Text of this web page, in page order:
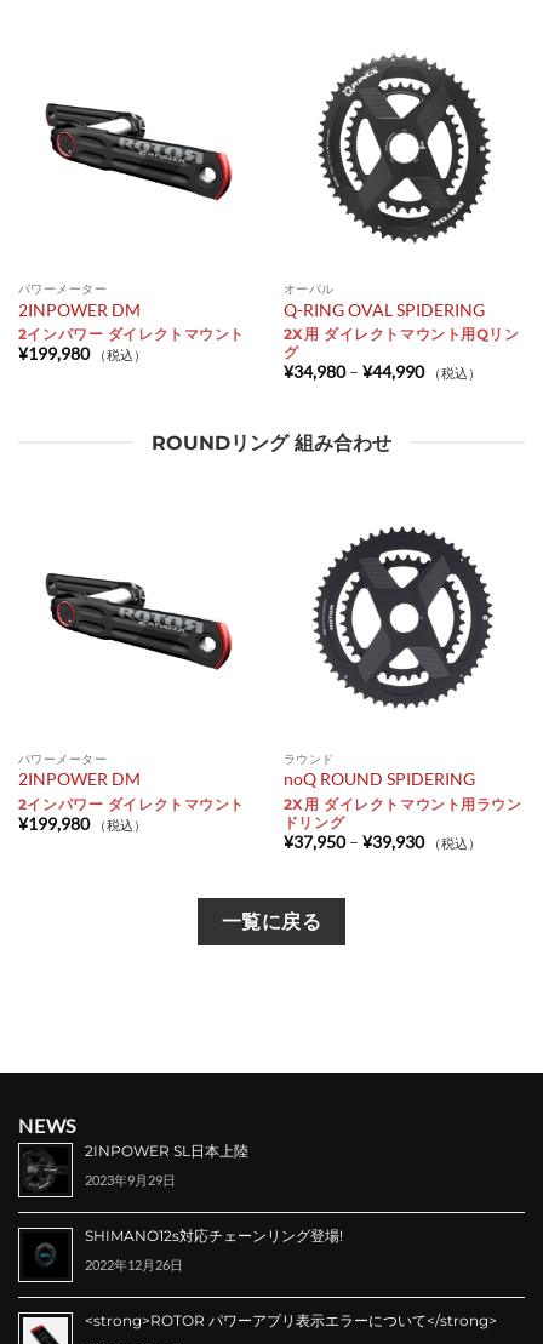
パワーメーター
2INPOWER DM
2インパワー ダイレクトマウント
¥199,980 （税込）
オーバル
Q-RING OVAL SPIDERING
2X用 ダイレクトマウント用Qリン
グ
¥34,980 – ¥44,990価
格
（税込）
ROUNDリング 組み合わせ
パワーメーター
2INPOWER DM
2インパワー ダイレクトマウント
¥199,980 （税込）
ラウンド
noQ ROUND SPIDERING
2X用 ダイレクトマウント用ラウン
ドリング
¥37,950 – ¥39,930価
格
（税込）
一覧に戻る
NEWS
2INPOWER SL日本上陸
2023年9月29日
SHIMANO12s対応チェーンリング登場!
2022年12月26日
<strong>ROTOR パワーアプリ表示エラーについて</strong>